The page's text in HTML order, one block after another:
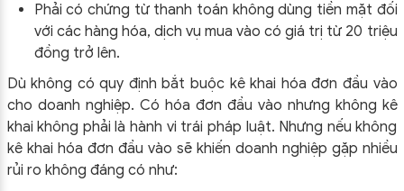
Phải có chứng từ thanh toán không dùng tiền mặt đối
với các hàng hóa, dịch vụ mua vào có giá trị từ 20 triệu
đồng trở lên.
Dù không có quy định bắt buộc kê khai hóa đơn đầu vào
cho doanh nghiệp. Có hóa đơn đầu vào nhưng không kê
khai không phải là hành vi trái pháp luật. Nhưng nếu không
kê khai hóa đơn đầu vào sẽ khiến doanh nghiệp gặp nhiều
rủi ro không đáng có như: